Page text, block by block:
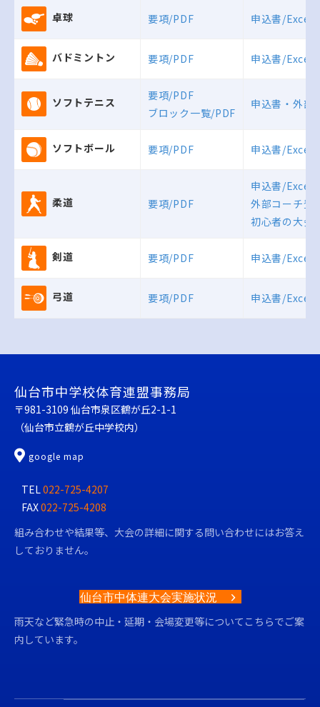
卓球 要項/PDF 申込書/Excel
バドミントン 要項/PDF 申込書/Excel
ソフトテニス
要項/PDF
ブロック一覧/PDF
申込書・外部
ソフトボール 要項/PDF 申込書/Excel
柔道 要項/PDF
申込書/Excel
外部コーチ登
初心者の大会
剣道 要項/PDF 申込書/Excel
弓道 要項/PDF 申込書/Excel
仙台市中学校体育連盟事務局
〒981-3109 仙台市泉区鶴が丘2-1-1
（仙台市立鶴が丘中学校内）
仙台市中学校体育連盟
google map
TEL 022-725-4207
FAX022-725-4208
組み合わせや結果等、大会の詳細に関する問い合わせにはお答え
しておりません。
仙台市中体連大会実施状況
雨天など緊急時の中止・延期・会場変更等についてこちらでご案
内しています。